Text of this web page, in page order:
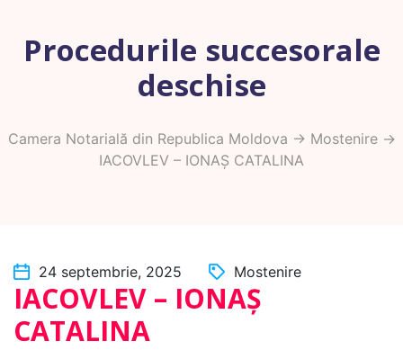
Procedurile succesorale
deschise
Camera Notarială din Republica Moldova -> Mostenire->
IACOVLEV – IONAȘ CATALINA
24 septembrie, 2025 Mostenire
IACOVLEV – IONAȘ
CATALINA